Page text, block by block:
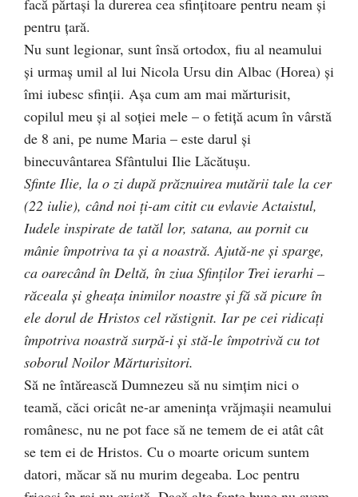
pentru țară.
Nu sunt legionar, sunt însă ortodox, fiu al neamului
și urmaș umil al lui Nicola Ursu din Albac (Horea) și
îmi iubesc sfinții. Așa cum am mai mărturisit,
copilul meu și al soției mele – o fetiță acum în vârstă
de 8 ani, pe nume Maria – este darul și
binecuvântarea Sfântului Ilie Lăcătușu.
Sfinte Ilie, la o zi după prăznuirea mutării tale la cer
(22 iulie), când noi ți-am citit cu evlavie Actaistul,
Iudele inspirate de tatăl lor, satana, au pornit cu
mânie împotriva ta și a noastră. Ajută-ne și sparge,
ca oarecând în Deltă, în ziua Sfinților Trei ierarhi –
răceala și gheața inimilor noastre și fă să picure în
ele dorul de Hristos cel răstignit. Iar pe cei ridicați
împotriva noastră surpă-i și stă-le împotrivă cu tot
soborul Noilor Mărturisitori.
Să ne întărească Dumnezeu să nu simțim nici o
teamă, căci oricât ne-ar amenința vrăjmașii neamului
românesc, nu ne pot face să ne temem de ei atât cât
se tem ei de Hristos. Cu o moarte oricum suntem
datori, măcar să nu murim degeaba. Loc pentru